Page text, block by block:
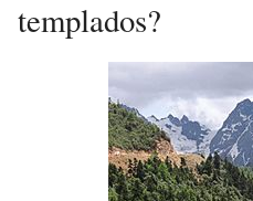
templados?